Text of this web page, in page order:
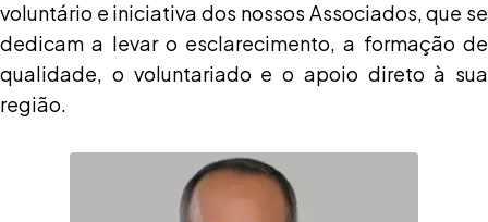
voluntário e iniciativa dos nossos Associados, que se
dedicam a levar o esclarecimento, a formação de
qualidade, o voluntariado e o apoio direto à sua
região.